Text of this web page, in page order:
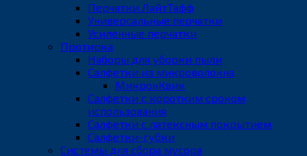
Перчатки ЛайтТафф
Универсальные перчатки
Усиленные перчатки
Протирка
Наборы для уборки пыли
Салфетки из микроволокна
МикронКвик
Салфетки с коротким сроком
использования
Салфетки с латексным покрытием
Салфетки-губки
Системы для сбора мусора